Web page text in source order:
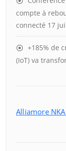
compte à
connecté 17
+185% de
(IoT) va
Alliamore